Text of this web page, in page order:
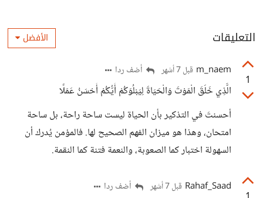
التعليقات الأفضل
1
m_naem قبل 7 أشهر أضف ردا
الَّذِي خَلَقَ الْمَوْتَ وَالْحَيَاةَ لِيَبْلُوَكُمْ أَيُّكُمْ أَحْسَنُ عَمَلًا
أحسنتَ في التذكير بأن الحياة ليست ساحة راحة، بل ساحة
امتحان، وهذا هو ميزان الفهم الصحيح لها. فالمؤمن يُدرك أن
السهولة اختبار كما الصعوبة، والنعمة فتنة كما النقمة.
Rahaf_Saad قبل 7 أشهر أضف ردا